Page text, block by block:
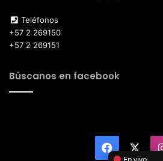
Teléfonos
+57 2 269150
+57 2 269151
Búscanos en facebook
Facebook